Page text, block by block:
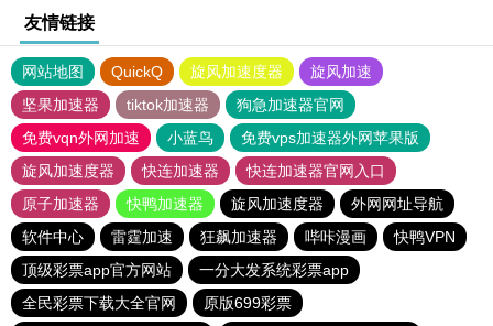
友情链接
网站地图 QuickQ 旋风加速度器
旋风加速
坚果加速器
tiktok加速器
狗急加速器官网
免费vqn外网加速
小蓝鸟
免费vps加速器外网苹果版
旋风加速度器
快连加速器
快连加速器官网入口
原子加速器
快鸭加速器 旋风加速度器
外网网址导航
软件中心
雷霆加速 狂飙加速器 哔咔漫画
快鸭VPN
顶级彩票app官方网站
一分大发系统彩票app
全民彩票下载大全官网
原版699彩票